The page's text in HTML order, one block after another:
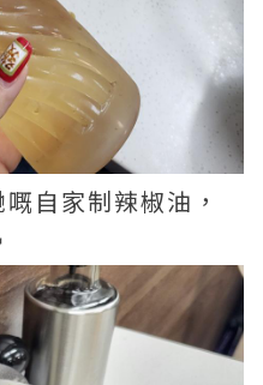
自家制辣椒油，